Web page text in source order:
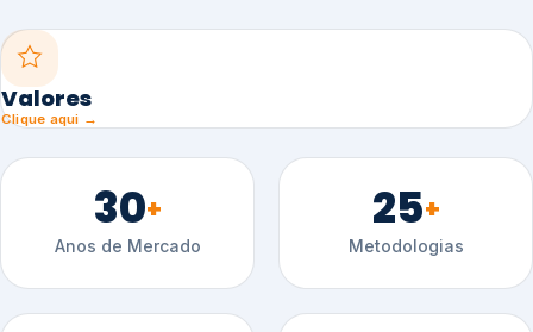
Valores
Clique aqui →
30+
Anos de Mercado
25+
Metodologias